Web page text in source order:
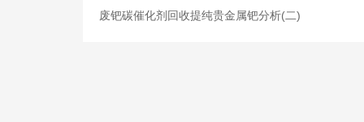
废钯碳催化剂回收提纯贵金属钯分析(二)